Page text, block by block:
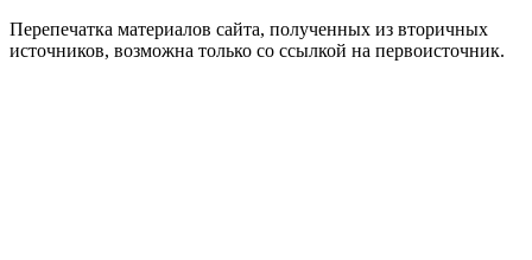
Перепечатка материалов сайта, полученных из вторичных
источников, возможна только со ссылкой на первоисточник.